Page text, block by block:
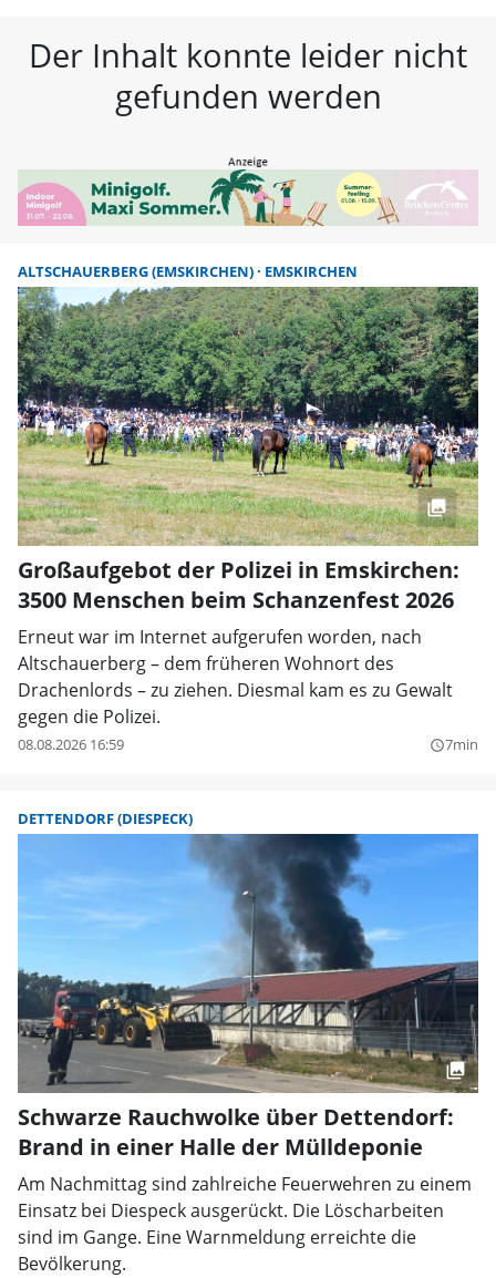
Der Inhalt konnte leider nicht
gefunden werden
ALTSCHAUERBERG (EMSKIRCHEN) EMSKIRCHEN
Großaufgebot der Polizei in Emskirchen:
3500 Menschen beim Schanzenfest 2026
Erneut war im Internet aufgerufen worden, nach
Altschauerberg – dem früheren Wohnort des
Drachenlords – zu ziehen. Diesmal kam es zu Gewalt
gegen die Polizei.
08.08.2026 16:59 query_builder7min
DETTENDORF (DIESPECK)
Schwarze Rauchwolke über Dettendorf:
Brand in einer Halle der Mülldeponie
Am Nachmittag sind zahlreiche Feuerwehren zu einem
Einsatz bei Diespeck ausgerückt. Die Löscharbeiten
sind im Gange. Eine Warnmeldung erreichte die
Bevölkerung.